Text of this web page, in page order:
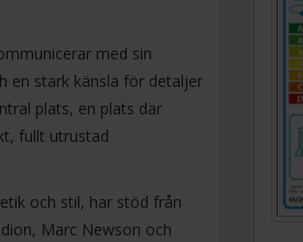
med sin
en stark känsla för detaljer
plats, en plats där
fullt utrustad
och stil, har stöd från
Marc Newson och